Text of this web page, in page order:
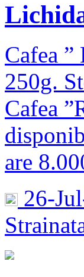
Cafea
250g.
Cafea
are
26-